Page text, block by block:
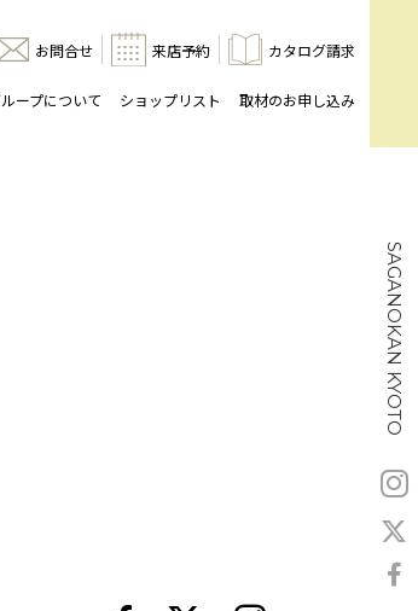
お問合せ 来店予約 カタログ請求
ープについて ショップリスト 取材のお申し込み
SAGANOKAN KYOTO